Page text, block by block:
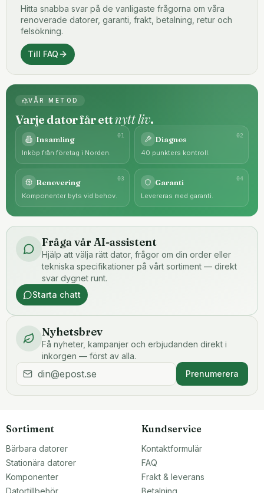
Hitta snabba svar på de vanligaste frågorna om våra
renoverade datorer, garanti, frakt, betalning, retur och
felsökning.
Till FAQ
VÅR METOD
Varje dator får ettnytt liv.
01
Insamling
Inköp från företag i Norden.
02
Diagnos
40 punkters kontroll.
03
Renovering
Komponenter byts vid behov.
04
Garanti
Levereras med garanti.
Fråga vår AI-assistent
Hjälp att välja rätt dator, frågor om din order eller
tekniska specifikationer på vårt sortiment — direkt
svar dygnet runt.
Starta chatt
Nyhetsbrev
Få nyheter, kampanjer och erbjudanden direkt i
inkorgen — först av alla.
Prenumerera
Sortiment
Bärbara datorer
Stationära datorer
Komponenter
Datortillbehör
Kundservice
Kontaktformulär
FAQ
Frakt & leverans
Betalning